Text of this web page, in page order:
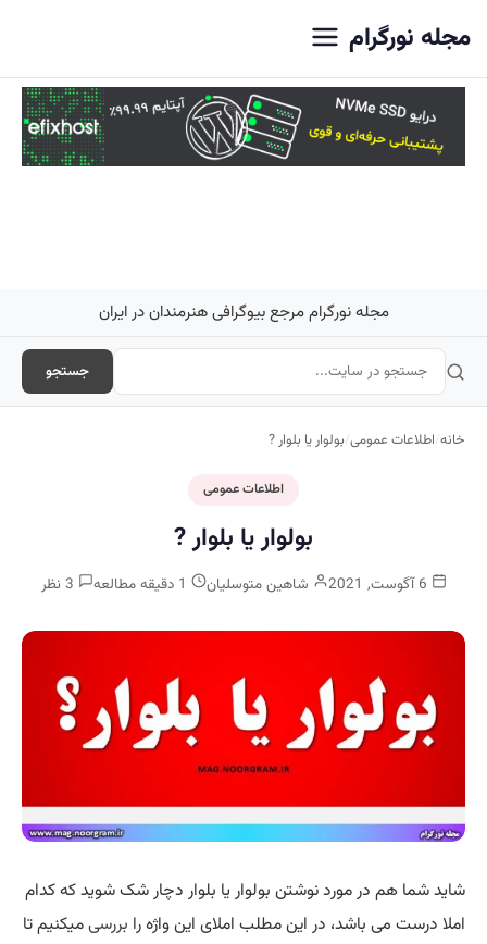
مجله نورگرام
مجله نورگرام مرجع بیوگرافی هنرمندان در ایران
جستجو
خانه/اطلاعات عمومی/بولوار یا بلوار ?
اطلاعات عمومی
بولوار یا بلوار ?
شاهین متوسلیان
شاید شما هم در مورد نوشتن بولوار یا بلوار دچار شک شوید که کدام
املا درست می باشد، در این مطلب املای این واژه را بررسیمیکنیم تا